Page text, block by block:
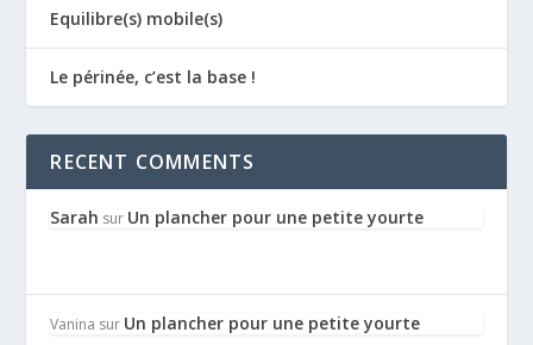
Equilibre(s) mobile(s)
Le périnée, c’est la base !
RECENT COMMENTS
Sarah sur Un plancher pour une petite yourte
Vanina sur Un plancher pour une petite yourte